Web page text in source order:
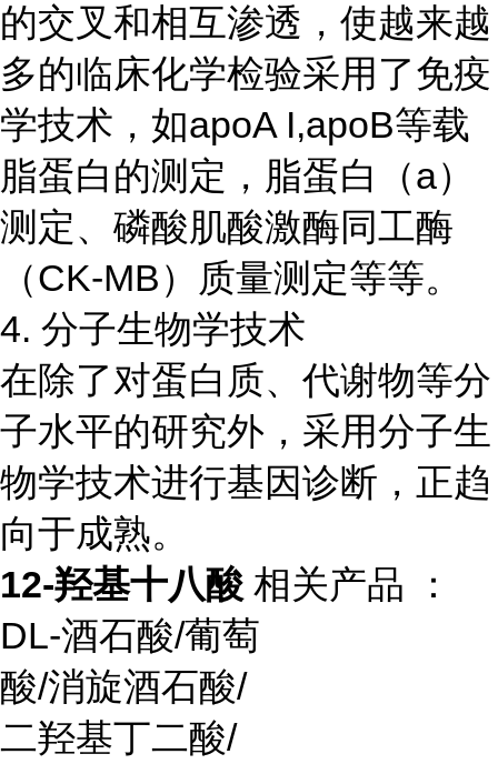
的交叉和相互渗透，使越来越
多的临床化学检验采用了免疫
学技术，如apoA I,apoB等载
脂蛋白的测定，脂蛋白（a）
测定、磷酸肌酸激酶同工酶
（CK-MB）质量测定等等。
4. 分子生物学技术
在除了对蛋白质、代谢物等分
子水平的研究外，采用分子生
物学技术进行基因诊断，正趋
向于成熟。
12-羟基十八酸 相关产品 ：
DL-酒石酸/葡萄
酸/消旋酒石酸/
二羟基丁二酸/